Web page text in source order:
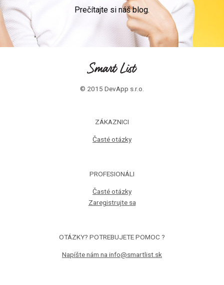
Prečítajte si náš blog.
© 2015 DevApp s.r.o.
ZÁKAZNICI
Časté otázky
PROFESIONÁLI
Časté otázky
Zaregistrujte sa
OTÁZKY? POTREBUJETE POMOC ?
Napíšte nám na info@smartlist.sk